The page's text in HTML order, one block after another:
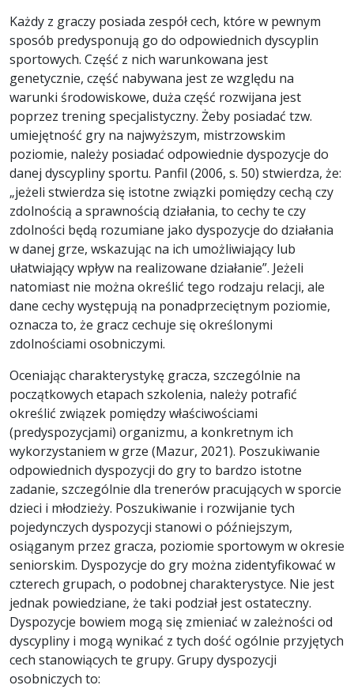
Każdy z graczy posiada zespół cech, które w pewnym
sposób predysponują go do odpowiednich dyscyplin
sportowych. Część z nich warunkowana jest
genetycznie, część nabywana jest ze względu na
warunki środowiskowe, duża część rozwijana jest
poprzez trening specjalistyczny. Żeby posiadać tzw.
umiejętność gry na najwyższym, mistrzowskim
poziomie, należy posiadać odpowiednie dyspozycje do
danej dyscypliny sportu. Panfil (2006, s. 50) stwierdza, że:
„jeżeli stwierdza się istotne związki pomiędzy cechą czy
zdolnością a sprawnością działania, to cechy te czy
zdolności będą rozumiane jako dyspozycje do działania
w danej grze, wskazując na ich umożliwiający lub
ułatwiający wpływ na realizowane działanie”. Jeżeli
natomiast nie można określić tego rodzaju relacji, ale
dane cechy występują na ponadprzeciętnym poziomie,
oznacza to, że gracz cechuje się określonymi
zdolnościami osobniczymi.
Oceniając charakterystykę gracza, szczególnie na
początkowych etapach szkolenia, należy potrafić
określić związek pomiędzy właściwościami
(predyspozycjami) organizmu, a konkretnym ich
wykorzystaniem w grze (Mazur, 2021). Poszukiwanie
odpowiednich dyspozycji do gry to bardzo istotne
zadanie, szczególnie dla trenerów pracujących w sporcie
dzieci i młodzieży. Poszukiwanie i rozwijanie tych
pojedynczych dyspozycji stanowi o późniejszym,
osiąganym przez gracza, poziomie sportowym w okresie
seniorskim. Dyspozycje do gry można zidentyfikować w
czterech grupach, o podobnej charakterystyce. Nie jest
jednak powiedziane, że taki podział jest ostateczny.
Dyspozycje bowiem mogą się zmieniać w zależności od
dyscypliny i mogą wynikać z tych dość ogólnie przyjętych
cech stanowiących te grupy. Grupy dyspozycji
osobniczych to: